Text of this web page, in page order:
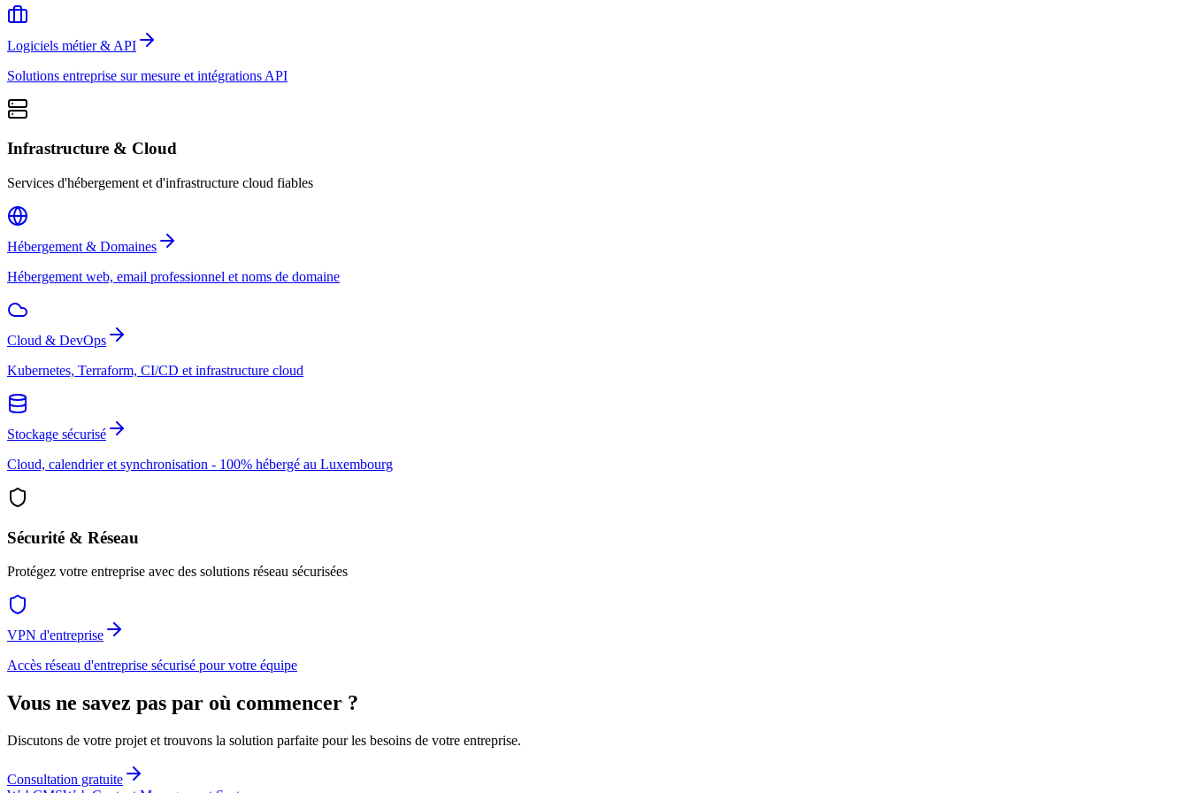
Logiciels métier & API
Solutions entreprise sur mesure et intégrations API
Infrastructure & Cloud
Services d'hébergement et d'infrastructure cloud fiables
Hébergement & Domaines
Hébergement web, email professionnel et noms de domaine
Cloud & DevOps
Kubernetes, Terraform, CI/CD et infrastructure cloud
Stockage sécurisé
Cloud, calendrier et synchronisation - 100% hébergé au Luxembourg
Sécurité & Réseau
Protégez votre entreprise avec des solutions réseau sécurisées
VPN d'entreprise
Accès réseau d'entreprise sécurisé pour votre équipe
Vous ne savez pas par où commencer ?
Discutons de votre projet et trouvons la solution parfaite pour les besoins de votre entreprise.
Consultation gratuite